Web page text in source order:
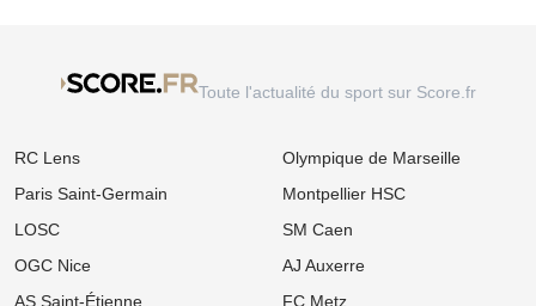
Toute l'actualité du sport sur Score.fr
RC Lens
Paris Saint-Germain
LOSC
OGC Nice
AS Saint-Étienne
Olympique de Marseille
Montpellier HSC
SM Caen
AJ Auxerre
FC Metz